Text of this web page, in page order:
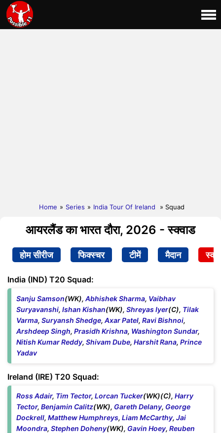
Home » Series » India Tour Of Ireland » Squad
आयरलैंड का भारत दौरा, 2026 - स्क्वाड
होम सीरीज फिक्स्चर टीमें मैदान
India (IND) T20 Squad:
Sanju Samson(WK), Abhishek Sharma, Vaibhav
Suryavanshi, Ishan Kishan(WK), Shreyas Iyer(C), Tilak
Varma, Suryansh Shedge, Axar Patel, Ravi Bishnoi,
Arshdeep Singh, Prasidh Krishna, Washington Sundar,
Nitish Kumar Reddy, Shivam Dube, Harshit Rana, Prince
Yadav
Ireland (IRE) T20 Squad:
Ross Adair, Tim Tector, Lorcan Tucker(WK)(C), Harry
Tector, Benjamin Calitz(WK), Gareth Delany, George
Dockrell, Matthew Humphreys, Liam McCarthy, Jai
Moondra, Stephen Doheny(WK), Gavin Hoey, Reuben